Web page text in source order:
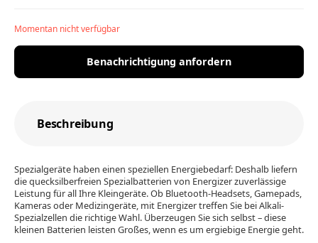
Momentan nicht verfügbar
Benachrichtigung anfordern
Beschreibung
Spezialgeräte haben einen speziellen Energiebedarf: Deshalb liefern
die quecksilberfreien Spezialbatterien von Energizer zuverlässige
Leistung für all Ihre Kleingeräte. Ob Bluetooth-Headsets, Gamepads,
Kameras oder Medizingeräte, mit Energizer treffen Sie bei Alkali-
Spezialzellen die richtige Wahl. Überzeugen Sie sich selbst – diese
kleinen Batterien leisten Großes, wenn es um ergiebige Energie geht.